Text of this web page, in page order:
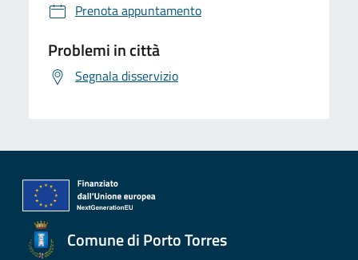
Prenota appuntamento
Problemi in città
Segnala disservizio
Comune di Porto Torres